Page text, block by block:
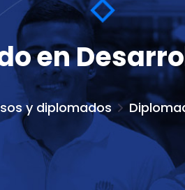
en
y diplomados